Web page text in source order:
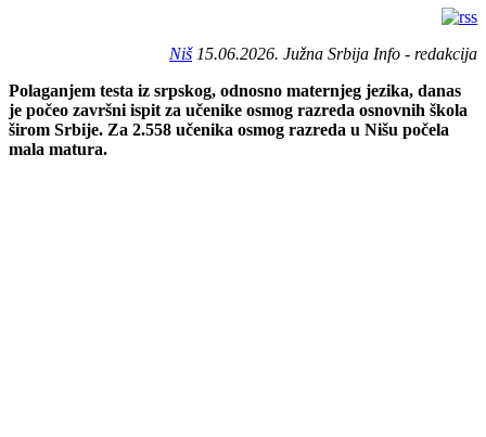
Niš15.06.2026. Južna Srbija Info - redakcija
Polaganjem testa iz srpskog, odnosno maternjeg jezika, danas
je počeo završni ispit za učenike osmog razreda osnovnih škola
širom Srbije. Za 2.558 učenika osmog razreda u Nišu počela
mala matura.